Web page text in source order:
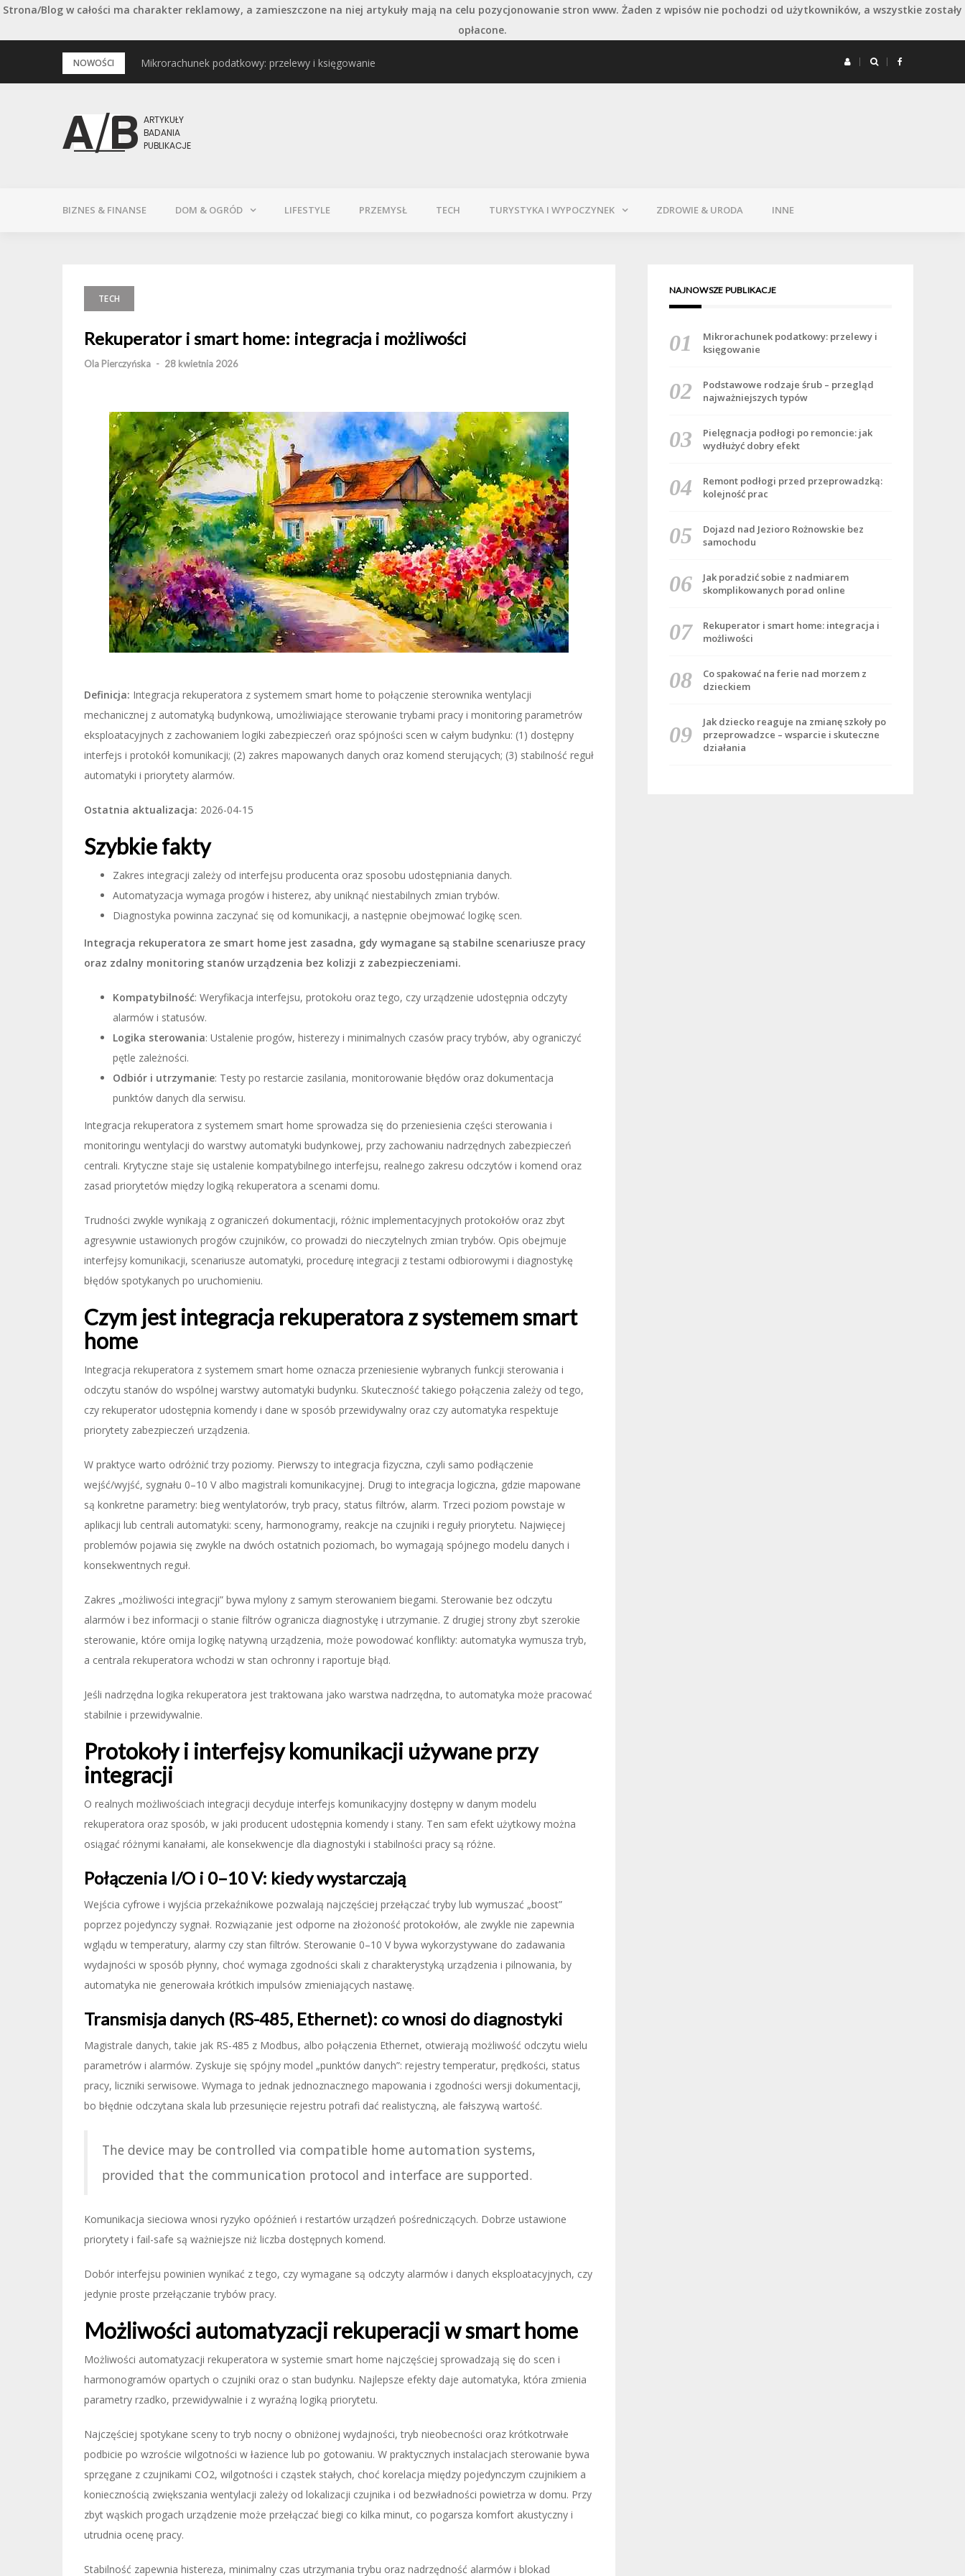
Strona/Blog w całości ma charakter reklamowy, a zamieszczone na niej artykuły mają na celu pozycjonowanie stron www. Żaden z wpisów nie pochodzi od użytkowników, a wszystkie zostały
opłacone.
NOWOŚCI Mikrorachunek podatkowy: przelewy i księgowanie
Podstawowe rodzaje śrub – przegląd najważniejszych typów
BIZNES & FINANSE DOM & OGRÓD LIFESTYLE PRZEMYSŁ TECH TURYSTYKA I WYPOCZYNEK ZDROWIE & URODA INNE
TECH
Rekuperator i smart home: integracja i możliwości
Ola Pierczyńska - 28 kwietnia 2026
Definicja: Integracja rekuperatora z systemem smart home to połączenie sterownika wentylacji
mechanicznej z automatyką budynkową, umożliwiające sterowanie trybami pracy i monitoring parametrów
eksploatacyjnych z zachowaniem logiki zabezpieczeń oraz spójności scen w całym budynku: (1) dostępny
interfejs i protokół komunikacji; (2) zakres mapowanych danych oraz komend sterujących; (3) stabilność reguł
automatyki i priorytety alarmów.
Ostatnia aktualizacja: 2026-04-15
Szybkie fakty
Zakres integracji zależy od interfejsu producenta oraz sposobu udostępniania danych.
Automatyzacja wymaga progów i histerez, aby uniknąć niestabilnych zmian trybów.
Diagnostyka powinna zaczynać się od komunikacji, a następnie obejmować logikę scen.
Integracja rekuperatora ze smart home jest zasadna, gdy wymagane są stabilne scenariusze pracy
oraz zdalny monitoring stanów urządzenia bez kolizji z zabezpieczeniami.
Kompatybilność: Weryfikacja interfejsu, protokołu oraz tego, czy urządzenie udostępnia odczyty
alarmów i statusów.
Logika sterowania: Ustalenie progów, histerezy i minimalnych czasów pracy trybów, aby ograniczyć
pętle zależności.
Odbiór i utrzymanie: Testy po restarcie zasilania, monitorowanie błędów oraz dokumentacja
punktów danych dla serwisu.
Integracja rekuperatora z systemem smart home sprowadza się do przeniesienia części sterowania i
monitoringu wentylacji do warstwy automatyki budynkowej, przy zachowaniu nadrzędnych zabezpieczeń
centrali. Krytyczne staje się ustalenie kompatybilnego interfejsu, realnego zakresu odczytów i komend oraz
zasad priorytetów między logiką rekuperatora a scenami domu.
Trudności zwykle wynikają z ograniczeń dokumentacji, różnic implementacyjnych protokołów oraz zbyt
agresywnie ustawionych progów czujników, co prowadzi do nieczytelnych zmian trybów. Opis obejmuje
interfejsy komunikacji, scenariusze automatyki, procedurę integracji z testami odbiorowymi i diagnostykę
błędów spotykanych po uruchomieniu.
Czym jest integracja rekuperatora z systemem smart
home
Integracja rekuperatora z systemem smart home oznacza przeniesienie wybranych funkcji sterowania i
odczytu stanów do wspólnej warstwy automatyki budynku. Skuteczność takiego połączenia zależy od tego,
czy rekuperator udostępnia komendy i dane w sposób przewidywalny oraz czy automatyka respektuje
priorytety zabezpieczeń urządzenia.
W praktyce warto odróżnić trzy poziomy. Pierwszy to integracja fizyczna, czyli samo podłączenie
wejść/wyjść, sygnału 0–10 V albo magistrali komunikacyjnej. Drugi to integracja logiczna, gdzie mapowane
są konkretne parametry: bieg wentylatorów, tryb pracy, status filtrów, alarm. Trzeci poziom powstaje w
aplikacji lub centrali automatyki: sceny, harmonogramy, reakcje na czujniki i reguły priorytetu. Najwięcej
problemów pojawia się zwykle na dwóch ostatnich poziomach, bo wymagają spójnego modelu danych i
konsekwentnych reguł.
Zakres „możliwości integracji” bywa mylony z samym sterowaniem biegami. Sterowanie bez odczytu
alarmów i bez informacji o stanie filtrów ogranicza diagnostykę i utrzymanie. Z drugiej strony zbyt szerokie
sterowanie, które omija logikę natywną urządzenia, może powodować konflikty: automatyka wymusza tryb,
a centrala rekuperatora wchodzi w stan ochronny i raportuje błąd.
Jeśli nadrzędna logika rekuperatora jest traktowana jako warstwa nadrzędna, to automatyka może pracować
stabilnie i przewidywalnie.
Protokoły i interfejsy komunikacji używane przy
integracji
O realnych możliwościach integracji decyduje interfejs komunikacyjny dostępny w danym modelu
rekuperatora oraz sposób, w jaki producent udostępnia komendy i stany. Ten sam efekt użytkowy można
osiągać różnymi kanałami, ale konsekwencje dla diagnostyki i stabilności pracy są różne.
Połączenia I/O i 0–10 V: kiedy wystarczają
Wejścia cyfrowe i wyjścia przekaźnikowe pozwalają najczęściej przełączać tryby lub wymuszać „boost”
poprzez pojedynczy sygnał. Rozwiązanie jest odporne na złożoność protokołów, ale zwykle nie zapewnia
wglądu w temperatury, alarmy czy stan filtrów. Sterowanie 0–10 V bywa wykorzystywane do zadawania
wydajności w sposób płynny, choć wymaga zgodności skali z charakterystyką urządzenia i pilnowania, by
automatyka nie generowała krótkich impulsów zmieniających nastawę.
Transmisja danych (RS-485, Ethernet): co wnosi do diagnostyki
Magistrale danych, takie jak RS-485 z Modbus, albo połączenia Ethernet, otwierają możliwość odczytu wielu
parametrów i alarmów. Zyskuje się spójny model „punktów danych”: rejestry temperatur, prędkości, status
pracy, liczniki serwisowe. Wymaga to jednak jednoznacznego mapowania i zgodności wersji dokumentacji,
bo błędnie odczytana skala lub przesunięcie rejestru potrafi dać realistyczną, ale fałszywą wartość.
The device may be controlled via compatible home automation systems,
provided that the communication protocol and interface are supported.
Komunikacja sieciowa wnosi ryzyko opóźnień i restartów urządzeń pośredniczących. Dobrze ustawione
priorytety i fail-safe są ważniejsze niż liczba dostępnych komend.
Dobór interfejsu powinien wynikać z tego, czy wymagane są odczyty alarmów i danych eksploatacyjnych, czy
jedynie proste przełączanie trybów pracy.
Możliwości automatyzacji rekuperacji w smart home
Możliwości automatyzacji rekuperatora w systemie smart home najczęściej sprowadzają się do scen i
harmonogramów opartych o czujniki oraz o stan budynku. Najlepsze efekty daje automatyka, która zmienia
parametry rzadko, przewidywalnie i z wyraźną logiką priorytetu.
Najczęściej spotykane sceny to tryb nocny o obniżonej wydajności, tryb nieobecności oraz krótkotrwałe
podbicie po wzroście wilgotności w łazience lub po gotowaniu. W praktycznych instalacjach sterowanie bywa
sprzęgane z czujnikami CO2, wilgotności i cząstek stałych, choć korelacja między pojedynczym czujnikiem a
koniecznością zwiększania wentylacji zależy od lokalizacji czujnika i od bezwładności powietrza w domu. Przy
zbyt wąskich progach urządzenie może przełączać biegi co kilka minut, co pogarsza komfort akustyczny i
utrudnia ocenę pracy.
Stabilność zapewnia histereza, minimalny czas utrzymania trybu oraz nadrzędność alarmów i blokad
NAJNOWSZE PUBLIKACJE
Mikrorachunek podatkowy: przelewy i
księgowanie
Podstawowe rodzaje śrub – przegląd
najważniejszych typów
Pielęgnacja podłogi po remoncie: jak
wydłużyć dobry efekt
Remont podłogi przed przeprowadzką:
kolejność prac
Dojazd nad Jezioro Rożnowskie bez
samochodu
Jak poradzić sobie z nadmiarem
skomplikowanych porad online
Rekuperator i smart home: integracja i
możliwości
Co spakować na ferie nad morzem z
dzieckiem
Jak dziecko reaguje na zmianę szkoły po
przeprowadzce – wsparcie i skuteczne
działania